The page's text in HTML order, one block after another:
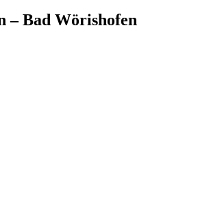
– Bad Wörishofen